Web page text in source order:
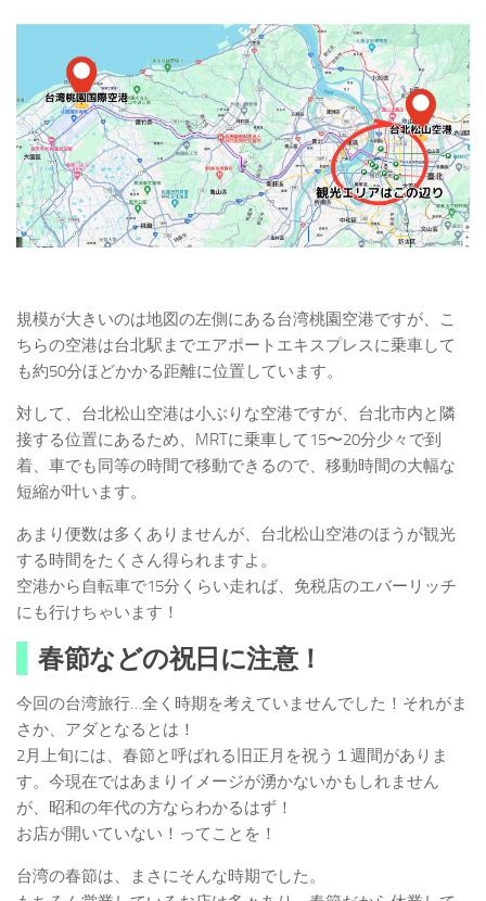
規模が大きいのは地図の左側にある台湾桃園空港ですが、こ
ちらの空港は台北駅までエアポートエキスプレスに乗車して
も約50分ほどかかる距離に位置しています。
対して、台北松山空港は小ぶりな空港ですが、台北市内と隣
接する位置にあるため、MRTに乗車して15〜20分少々で到
着、車でも同等の時間で移動できるので、移動時間の大幅な
短縮が叶います。
あまり便数は多くありませんが、台北松山空港のほうが観光
する時間をたくさん得られますよ。
空港から自転車で15分くらい走れば、免税店のエバーリッチ
にも行けちゃいます！
春節などの祝日に注意！
今回の台湾旅行…全く時期を考えていませんでした！それがま
さか、アダとなるとは！
2月上旬には、春節と呼ばれる旧正月を祝う１週間がありま
す。今現在ではあまりイメージが湧かないかもしれません
が、昭和の年代の方ならわかるはず！
お店が開いていない！ってことを！
台湾の春節は、まさにそんな時期でした。